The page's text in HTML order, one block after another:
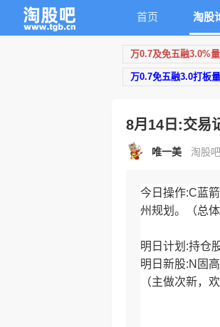
首页 淘股
万0.7及免五融3.0%
万0.7免五融3.0打板
8月14日:交易
唯一美 淘股
今日操作:C蓝
州规划。（总
明日计划:持仓
明日新股:N固
（主做次新，